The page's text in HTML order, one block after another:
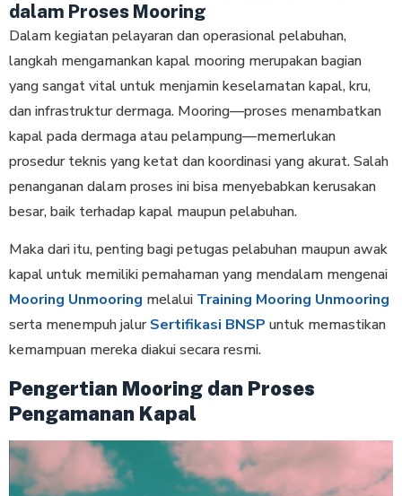
dalam Proses Mooring
Dalam kegiatan pelayaran dan operasional pelabuhan,
langkah mengamankan kapal mooring merupakan bagian
yang sangat vital untuk menjamin keselamatan kapal, kru,
dan infrastruktur dermaga. Mooring—proses menambatkan
kapal pada dermaga atau pelampung—memerlukan
prosedur teknis yang ketat dan koordinasi yang akurat. Salah
penanganan dalam proses ini bisa menyebabkan kerusakan
besar, baik terhadap kapal maupun pelabuhan.
Maka dari itu, penting bagi petugas pelabuhan maupun awak
kapal untuk memiliki pemahaman yang mendalam mengenai
Mooring Unmooring melalui Training Mooring Unmooring
serta menempuh jalurSertifikasi BNSP untuk memastikan
kemampuan mereka diakui secara resmi.
Pengertian Mooring dan Proses
Pengamanan Kapal